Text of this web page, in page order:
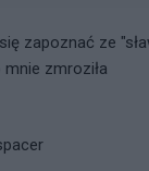
zapoznać ze
zmroziła